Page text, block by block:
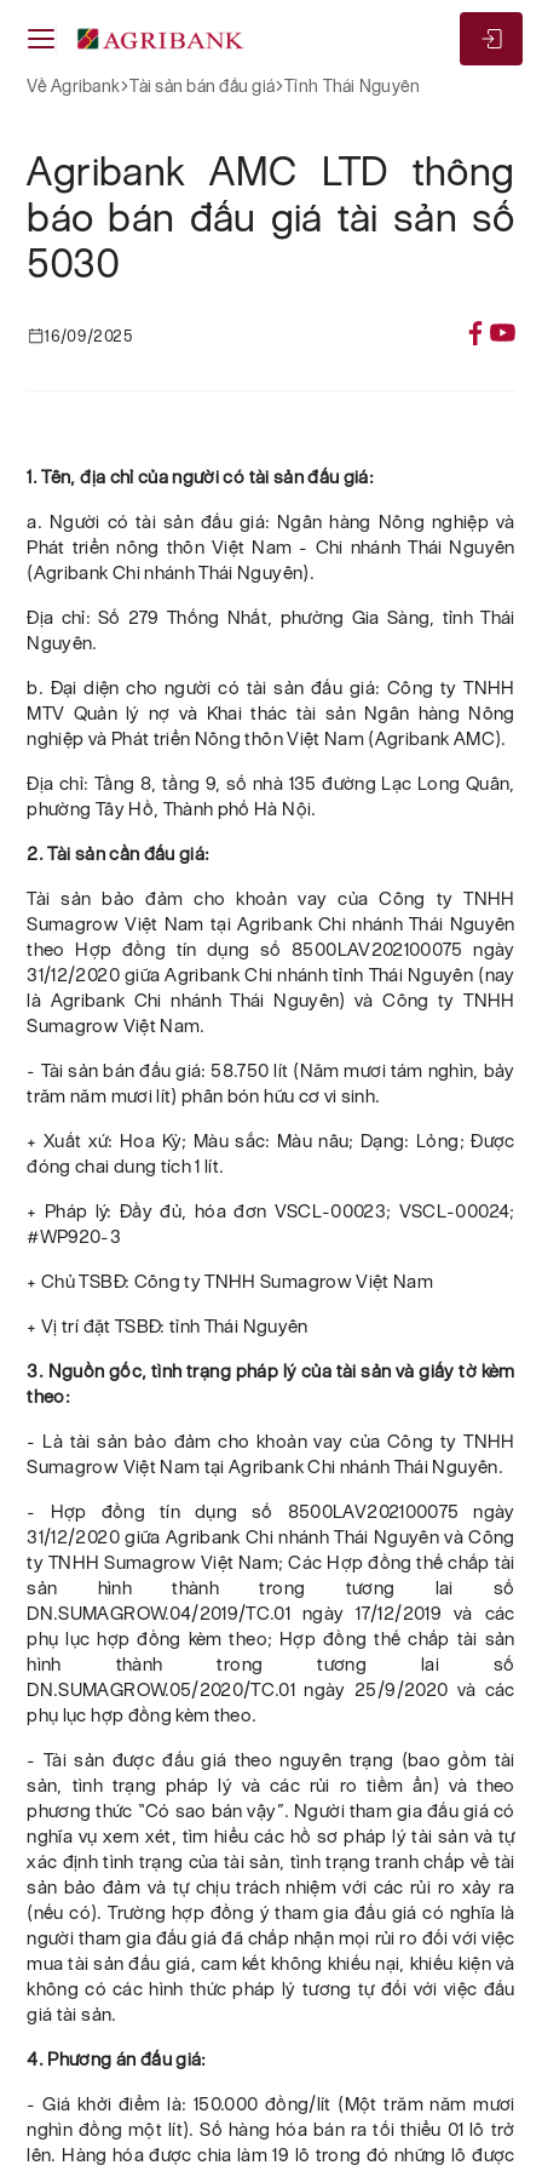
Về Agribank Tài sản bán đấu giá Tỉnh Thái Nguyên
Agribank AMC LTD thông
báo bán đấu giá tài sản số
5030
16/09/2025
1. Tên, địa chỉ của người có tài sản đấu giá:
a. Người có tài sản đấu giá: Ngân hàng Nông nghiệp và
Phát triển nông thôn Việt Nam - Chi nhánh Thái Nguyên
(Agribank Chi nhánh Thái Nguyên).
Địa chỉ: Số 279 Thống Nhất, phường Gia Sàng, tỉnh Thái
Nguyên.
b. Đại diện cho người có tài sản đấu giá: Công ty TNHH
MTV Quản lý nợ và Khai thác tài sản Ngân hàng Nông
nghiệp và Phát triển Nông thôn Việt Nam (Agribank AMC).
Địa chỉ: Tầng 8, tầng 9, số nhà 135 đường Lạc Long Quân,
phường Tây Hồ, Thành phố Hà Nội.
2. Tài sản cần đấu giá:
Tài sản bảo đảm cho khoản vay của Công ty TNHH
Sumagrow Việt Nam tại Agribank Chi nhánh Thái Nguyên
theo Hợp đồng tín dụng số 8500LAV202100075 ngày
31/12/2020 giữa Agribank Chi nhánh tỉnh Thái Nguyên (nay
là Agribank Chi nhánh Thái Nguyên) và Công ty TNHH
Sumagrow Việt Nam.
- Tài sản bán đấu giá: 58.750 lít (Năm mươi tám nghìn, bảy
trăm năm mươi lít) phân bón hữu cơ vi sinh.
+ Xuất xứ: Hoa Kỳ; Màu sắc: Màu nâu; Dạng: Lỏng; Được
đóng chai dung tích 1 lít.
+ Pháp lý: Đầy đủ, hóa đơn VSCL-00023; VSCL-00024;
#WP920-3
+ Chủ TSBĐ: Công ty TNHH Sumagrow Việt Nam
+ Vị trí đặt TSBĐ: tỉnh Thái Nguyên
3. Nguồn gốc, tình trạng pháp lý của tài sản và giấy tờ kèm
theo:
- Là tài sản bảo đảm cho khoản vay của Công ty TNHH
Sumagrow Việt Nam tại Agribank Chi nhánh Thái Nguyên.
- Hợp đồng tín dụng số 8500LAV202100075 ngày
31/12/2020 giữa Agribank Chi nhánh Thái Nguyên và Công
ty TNHH Sumagrow Việt Nam; Các Hợp đồng thế chấp tài
sản hình thành trong tương lai số
DN.SUMAGROW.04/2019/TC.01 ngày 17/12/2019 và các
phụ lục hợp đồng kèm theo; Hợp đồng thế chấp tài sản
hình thành trong tương lai số
DN.SUMAGROW.05/2020/TC.01 ngày 25/9/2020 và các
phụ lục hợp đồng kèm theo.
- Tài sản được đấu giá theo nguyên trạng (bao gồm tài
sản, tình trạng pháp lý và các rủi ro tiềm ẩn) và theo
phương thức “Có sao bán vậy”. Người tham gia đấu giá có
nghĩa vụ xem xét, tìm hiểu các hồ sơ pháp lý tài sản và tự
xác định tình trạng của tài sản, tình trạng tranh chấp về tài
sản bảo đảm và tự chịu trách nhiệm với các rủi ro xảy ra
(nếu có). Trường hợp đồng ý tham gia đấu giá có nghĩa là
người tham gia đấu giá đã chấp nhận mọi rủi ro đối với việc
mua tài sản đấu giá, cam kết không khiếu nại, khiếu kiện và
không có các hình thức pháp lý tương tự đối với việc đấu
giá tài sản.
4. Phương án đấu giá:
- Giá khởi điểm là: 150.000 đồng/lít (Một trăm năm mươi
nghìn đồng một lít). Số hàng hóa bán ra tối thiểu 01 lô trở
lên. Hàng hóa được chia làm 19 lô trong đó những lô được